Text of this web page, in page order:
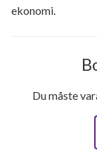
ekonomi.
Du måste